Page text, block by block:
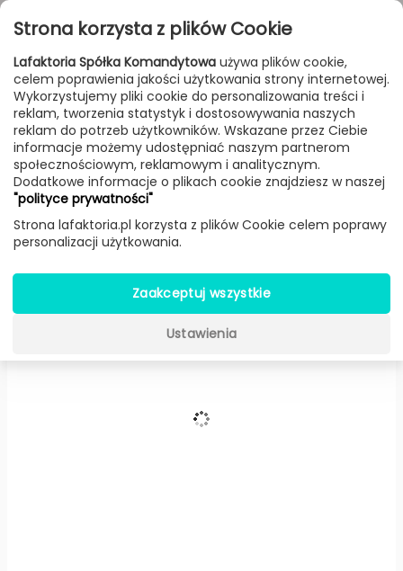
Przejdź do treści
FILTROWANIE & SORTOWANIE
Lampy Producenci Innermost Produkt
Circus (Czarna, średnica 36 cm)
-Innermost
Strona korzysta z plików Cookie
Lafaktoria Spółka Komandytowa używa plików cookie,
celem poprawienia jakości użytkowania strony internetowej.
Wykorzystujemy pliki cookie do personalizowania treści i
reklam, tworzenia statystyk i dostosowywania naszych
reklam do potrzeb użytkowników. Wskazane przez Ciebie
informacje możemy udostępniać naszym partnerom
społecznościowym, reklamowym i analitycznym.
Dodatkowe informacje o plikach cookie znajdziesz w naszej
"polityce prywatności"
Strona lafaktoria.pl korzysta z plików Cookie celem poprawy
personalizacji użytkowania.
Zaakceptuj wszystkie
Ustawienia